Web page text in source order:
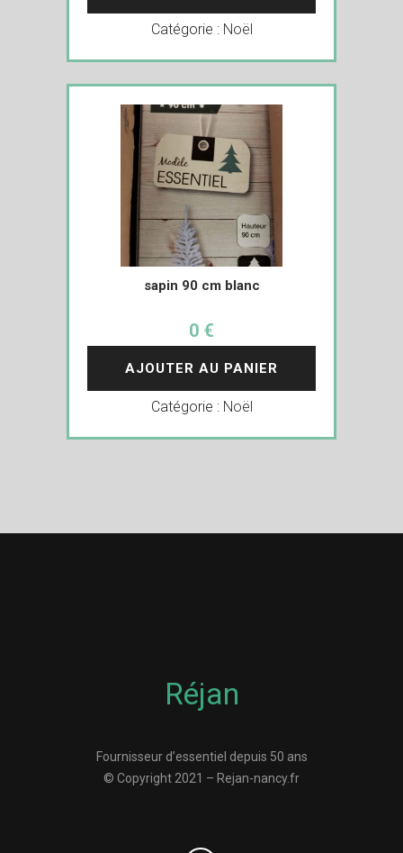
Catégorie : Noël
sapin 90 cm blanc
0 €
AJOUTER AU PANIER
Catégorie : Noël
Réjan
Fournisseur d’essentiel depuis 50 ans
© Copyright 2021 – Rejan-nancy.fr